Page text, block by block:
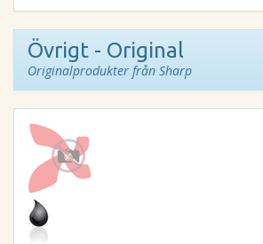
Övrigt - Original
Originalprodukter från Sharp